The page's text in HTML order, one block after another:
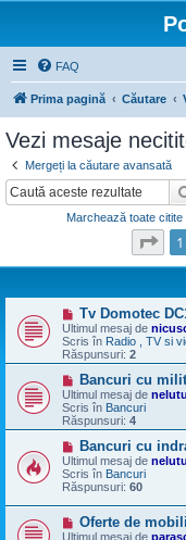
FAQ
Prima pagină Căutare
Vezi mesaje
Mergeți la căutare avansată
Marchează toate citite
1
M
e
s
a
j
n
o
u
Tv Domotec
Ultimul mesaj de
Scris în Radio , TV si
Răspunsuri: 2
M
e
s
a
j
n
o
u
Bancuri cu
Ultimul mesaj de
Scris în Bancuri
Răspunsuri: 4
M
e
s
a
j
n
o
u
Bancuri cu
Ultimul mesaj de
Scris în Bancuri
Răspunsuri: 60
M
e
Oferte de
Ultimul mesaj de